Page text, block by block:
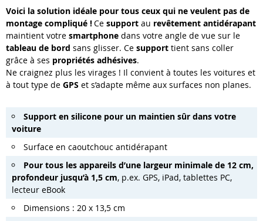
Voici la solution idéale pour tous ceux qui ne veulent pas de
montage compliqué !Ce support au revêtement antidérapant
maintient votre smartphone dans votre angle de vue sur le
tableau de bord sans glisser. Ce support tient sans coller
grâce à ses propriétés adhésives.
Ne craignez plus les virages ! Il convient à toutes les voitures et
à tout type de GPS et s’adapte même aux surfaces non planes.
Support en silicone pour un maintien sûr dans votre
voiture
Surface en caoutchouc antidérapant
Pour tous les appareils d’une largeur minimale de 12 cm,
profondeur jusqu’à 1,5 cm, p.ex. GPS, iPad, tablettes PC,
lecteur eBook
Dimensions : 20 x 13,5 cm